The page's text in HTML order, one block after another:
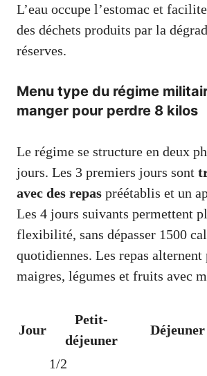
L’eau occupe l’estomac et
des déchets produits par la
réserves.
Menu type du régime
manger pour perdre 8 kilos
Le régime se structure en deux
jours. Les 3 premiers jours sont
avec des repas préétablis et un
Les 4 jours suivants permettent
flexibilité, sans dépasser 1500
quotidiennes. Les repas alternent
maigres, légumes et fruits avec
Jour
Petit-
déjeuner
Déjeuner
1/2